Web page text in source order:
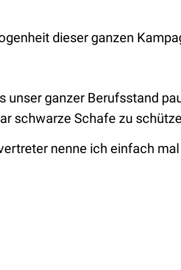
dieser ganzen
unser ganzer Berufsstand
schwarze Schafe zu
nenne ich einfach